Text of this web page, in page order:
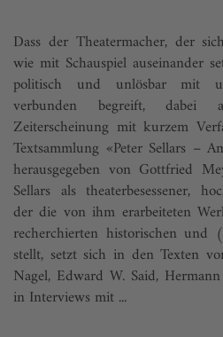
Dass der Theatermacher, der
wie mit Schauspiel auseinander
politisch und unlösbar mit
verbunden begreift,
Zeiterscheinung mit kurzem
Textsammlung «Peter Sellars –
herausgegeben von Gottfried
Sellars als theaterbesessener,
der die von ihm erarbeiteten
recherchierten historischen und
stellt, setzt sich in den Texten
Nagel, Edward W. Said,
in Interviews mit ...